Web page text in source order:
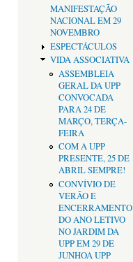
MANIFESTAÇÃO
NACIONAL EM 29
NOVEMBRO
ESPECTÁCULOS
VIDA ASSOCIATIVA
ASSEMBLEIA
GERAL DA UPP
CONVOCADA
PARA 24 DE
MARÇO, TERÇA-
FEIRA
COM A UPP
PRESENTE, 25 DE
ABRIL SEMPRE!
CONVÍVIO DE
VERÃO E
ENCERRAMENTO
DO ANO LETIVO
NO JARDIM DA
UPP EM 29 DE
JUNHOA UPP